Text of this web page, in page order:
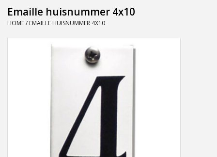
Naamborden
Emaille huisnummer 4x10
HOME/ EMAILLE HUISNUMMER 4X10